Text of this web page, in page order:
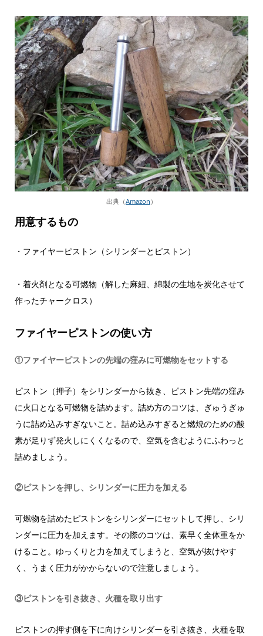
出典（Amazon ）
用意するもの
・ファイヤーピストン（シリンダーとピストン）
・着火剤となる可燃物（解した麻紐、綿製の生地を炭化させて
作ったチャークロス）
ファイヤーピストンの使い方
①ファイヤーピストンの先端の窪みに可燃物をセットする
ピストン（押子）をシリンダーから抜き、ピストン先端の窪み
に火口となる可燃物を詰めます。詰め方のコツは、ぎゅうぎゅ
うに詰め込みすぎないこと。詰め込みすぎると燃焼のための酸
素が足りず発火しにくくなるので、空気を含むようにふわっと
詰めましょう。
②ピストンを押し、シリンダーに圧力を加える
可燃物を詰めたピストンをシリンダーにセットして押し、シリ
ンダーに圧力を加えます。その際のコツは、素早く全体重をか
けること。ゆっくりと力を加えてしまうと、空気が抜けやす
く、うまく圧力がかからないので注意しましょう。
③ピストンを引き抜き、火種を取り出す
ピストンの押す側を下に向けシリンダーを引き抜き、火種を取